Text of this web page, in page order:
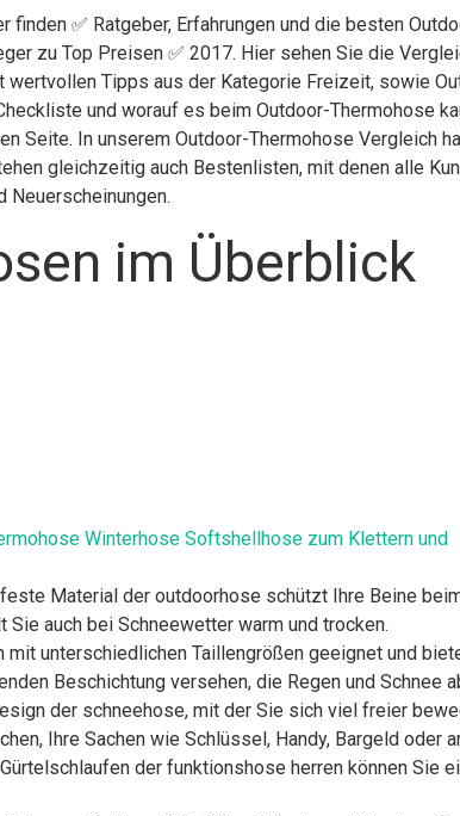
✅ Ratgeber, Erfahrungen und die besten
zu Top Preisen ✅ 2017. Hier sehen Sie die
Tipps aus der Kategorie Freizeit, sowie
und worauf es beim Outdoor-Thermohose
Seite. In unserem Outdoor-Thermohose Vergleich
gleichzeitig auch Bestenlisten, mit denen alle
Neuerscheinungen.
im Überblick
Winterhose Softshellhose zum Klettern und
Material der outdoorhose schützt Ihre Beine
auch bei Schneewetter warm und trocken.
unterschiedlichen Taillengrößen geeignet und
Beschichtung versehen, die Regen und Schnee
der schneehose, mit der Sie sich viel freier
Ihre Sachen wie Schlüssel, Handy, Bargeld oder
der funktionshose herren können Sie